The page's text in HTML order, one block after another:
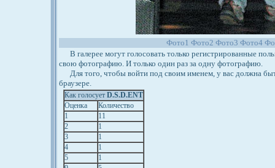
Фото1 Фото2 Фото3 Фото4
В галерее могут голосовать только регистрированные
свою фотографию. И только один раз за одну фотографию.
Для того, чтобы войти под своим именем, у вас должна
браузере.
Как голосует D.S.D.ENT
Оценка
Количество
1
11
2
1
3
1
4
1
5
1